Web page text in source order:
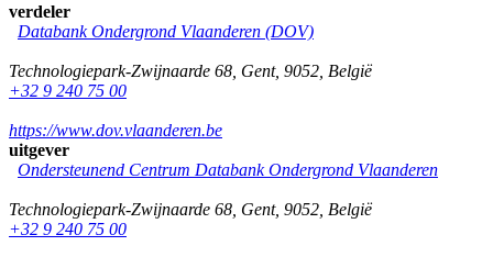
verdeler
Databank Ondergrond Vlaanderen (DOV)
Technologiepark-Zwijnaarde 68 Gent, 9052 België
+32 9 240 75 00
https://www.dov.vlaanderen.be
uitgever
Ondersteunend Centrum Databank Ondergrond Vlaanderen
Technologiepark-Zwijnaarde 68 Gent, 9052 België
+32 9 240 75 00